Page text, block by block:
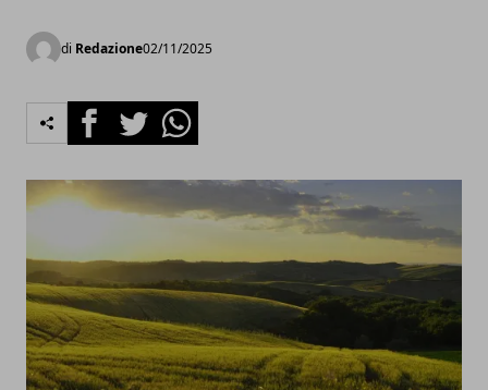
di Redazione02/11/2025
FacebookTwitterWhatsapp